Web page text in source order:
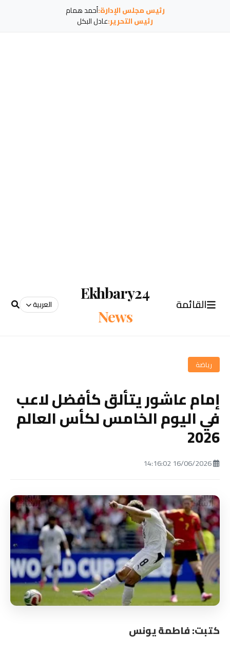
رئيس مجلس الإدارة:أحمد همام
رئيس التحرير:عادل البكل
القائمة
Ekhbary24
News
العربية
رياضة
إمام عاشور يتألق كأفضل لاعب
في اليوم الخامس لكأس العالم
2026
كتبت: فاطمة يونس